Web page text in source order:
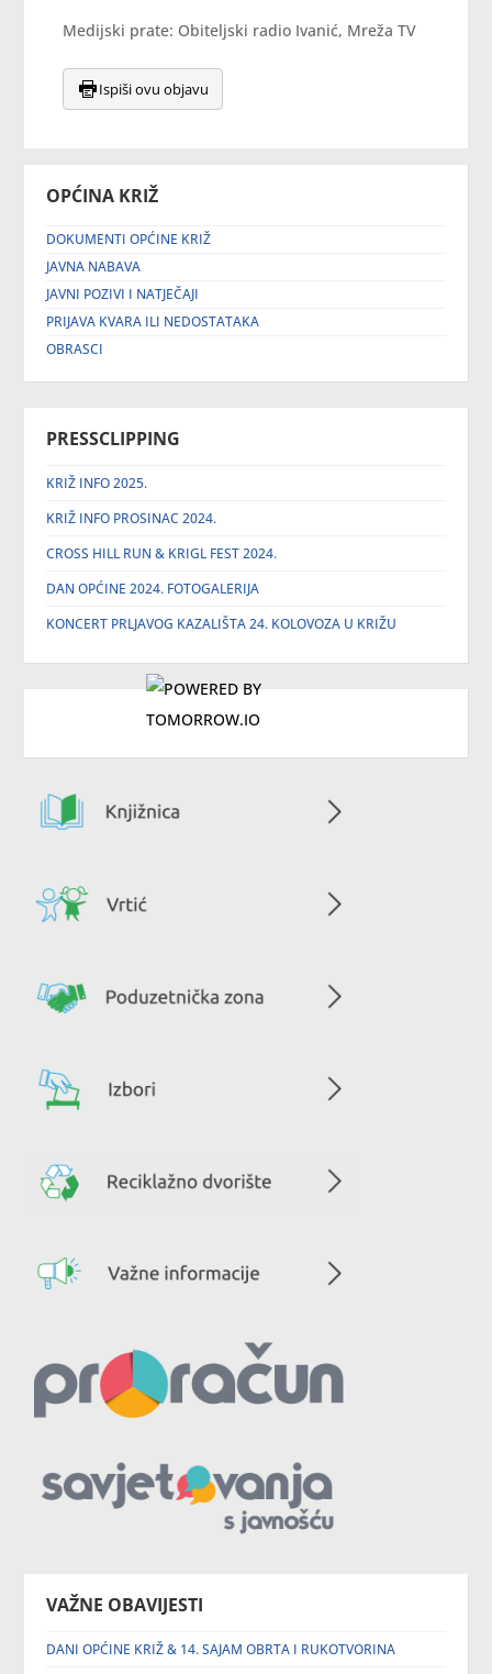
OPĆINA KRIŽ
DOKUMENTI OPĆINE KRIŽ
JAVNA NABAVA
JAVNI POZIVI I NATJEČAJI
PRIJAVA KVARA ILI NEDOSTATAKA
OBRASCI
PRESSCLIPPING
KRIŽ INFO 2025.
KRIŽ INFO PROSINAC 2024.
CROSS HILL RUN & KRIGL FEST 2024.
DAN OPĆINE 2024. FOTOGALERIJA
KONCERT PRLJAVOG KAZALIŠTA 24. KOLOVOZA U KRIŽU
Medijski prate: Obiteljski radio Ivanić, Mreža TV
Ispiši ovu objavu
VAŽNE OBAVIJESTI
DANI OPĆINE KRIŽ & 14. SAJAM OBRTA I RUKOTVORINA